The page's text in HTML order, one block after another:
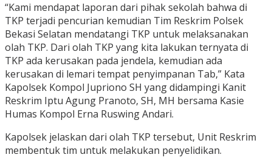
“Kami mendapat laporan dari pihak sekolah bahwa di
TKP terjadi pencurian kemudian Tim Reskrim Polsek
Bekasi Selatan mendatangi TKP untuk melaksanakan
olah TKP. Dari olah TKP yang kita lakukan ternyata di
TKP ada kerusakan pada jendela, kemudian ada
kerusakan di lemari tempat penyimpanan Tab,” Kata
Kapolsek Kompol Jupriono SH yang didampingi Kanit
Reskrim Iptu Agung Pranoto, SH, MH bersama Kasie
Humas Kompol Erna Ruswing Andari.
Kapolsek jelaskan dari olah TKP tersebut, Unit Reskrim
membentuk tim untuk melakukan penyelidikan.